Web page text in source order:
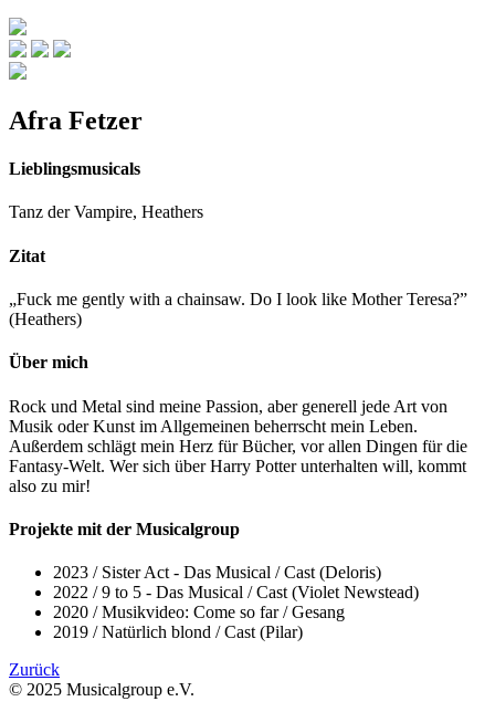
Afra Fetzer
Lieblingsmusicals
Tanz der Vampire, Heathers
Zitat
„Fuck me gently with a chainsaw. Do I look like Mother Teresa?”
(Heathers)
Über mich
Rock und Metal sind meine Passion, aber generell jede Art von
Musik oder Kunst im Allgemeinen beherrscht mein Leben.
Außerdem schlägt mein Herz für Bücher, vor allen Dingen für die
Fantasy-Welt. Wer sich über Harry Potter unterhalten will, kommt
also zu mir!
Projekte mit der Musicalgroup
2023 / Sister Act - Das Musical /Cast (Deloris)
2022 /9 to 5 - Das Musical /Cast (Violet Newstead)
2020 /Musikvideo: Come so far/Gesang
2019 /Natürlich blond /Cast (Pilar)
Zurück
© 2025 Musicalgroup e.V.